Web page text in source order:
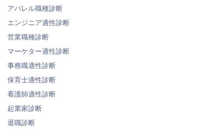
アパレル職種診断
エンジニア適性診断
営業職種診断
マーケター適性診断
事務職適性診断
保育士適性診断
看護師適性診断
起業家診断
退職診断